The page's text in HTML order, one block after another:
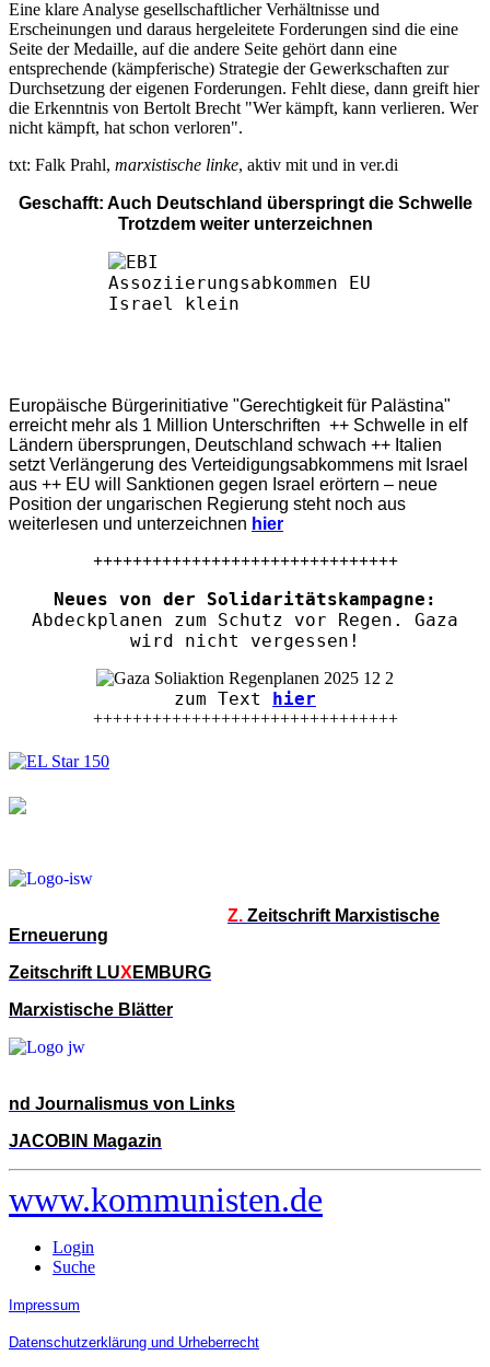
Eine klare Analyse gesellschaftlicher Verhältnisse und
Erscheinungen und daraus hergeleitete Forderungen sind die eine
Seite der Medaille, auf die andere Seite gehört dann eine
entsprechende (kämpferische) Strategie der Gewerkschaften zur
Durchsetzung der eigenen Forderungen. Fehlt diese, dann greift hier
die Erkenntnis von Bertolt Brecht "Wer kämpft, kann verlieren. Wer
nicht kämpft, hat schon verloren".
txt: Falk Prahl, marxistische linke, aktiv mit und in ver.di
Geschafft: Auch Deutschland überspringt die Schwelle
Trotzdem weiter unterzeichnen
Europäische Bürgerinitiative "Gerechtigkeit für Palästina"
erreicht mehr als 1 Million Unterschriften ++ Schwelle in elf
Ländern übersprungen, Deutschland schwach ++ Italien
setzt Verlängerung des Verteidigungsabkommens mit Israel
aus ++ EU will Sanktionen gegen Israel erörtern – neue
Position der ungarischen Regierung steht noch aus
weiterlesen und unterzeichnen hier
+++++++++++++++++++++++++++++++
Neues von der Solidaritätskampagne:
Abdeckplanen zum Schutz vor Regen. Gaza
wird nicht vergessen!
zum Text hier
+++++++++++++++++++++++++++++++
Z. Zeitschrift Marxistische
Erneuerung
Zeitschrift LUX EMBURG
Marxistische Blätter
nd Journalismus von Links
JACOBIN Magazin
www.kommunisten.de
Login
Suche
Impressum
Datenschutzerklärung und Urheberrecht